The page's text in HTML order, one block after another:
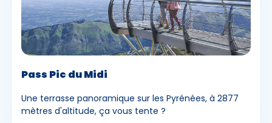
Pass Pic du Midi
Une terrasse panoramique sur les Pyrénées, à 2877
mètres d'altitude, ça vous tente ?